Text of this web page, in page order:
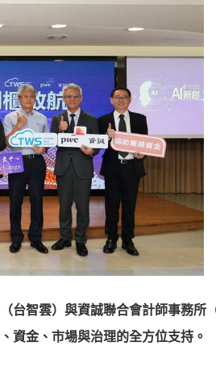
台智雲）與資誠聯合會計師事務所
資金、市場與治理的全方位支持。